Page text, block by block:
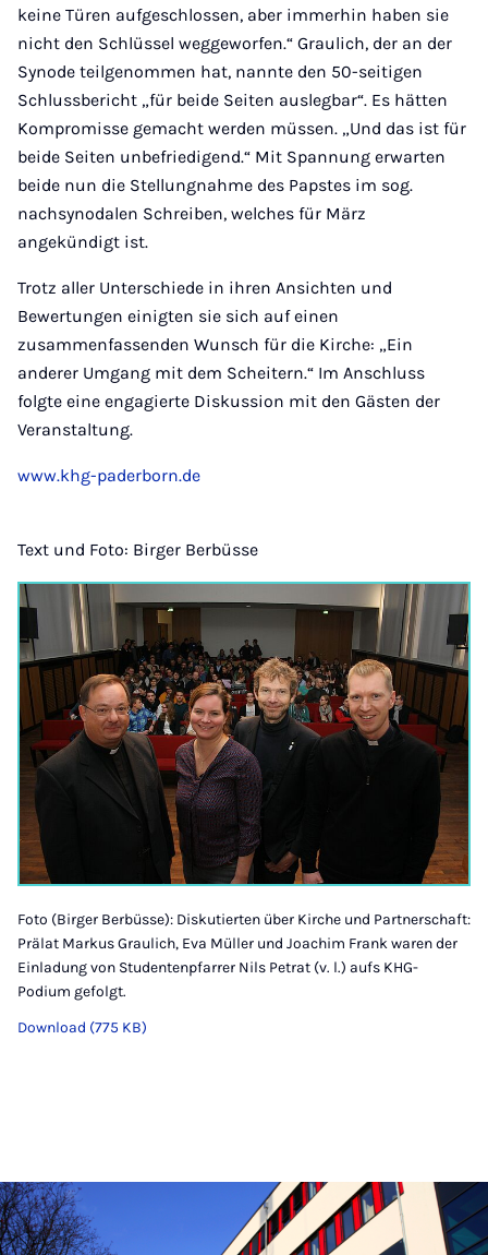
keine Türen aufgeschlossen, aber immerhin haben sie
nicht den Schlüssel weggeworfen.“ Graulich, der an der
Synode teilgenommen hat, nannte den 50-seitigen
Schlussbericht „für beide Seiten auslegbar“. Es hätten
Kompromisse gemacht werden müssen. „Und das ist für
beide Seiten unbefriedigend.“ Mit Spannung erwarten
beide nun die Stellungnahme des Papstes im sog.
nachsynodalen Schreiben, welches für März
angekündigt ist.
Trotz aller Unterschiede in ihren Ansichten und
Bewertungen einigten sie sich auf einen
zusammenfassenden Wunsch für die Kirche: „Ein
anderer Umgang mit dem Scheitern.“ Im Anschluss
folgte eine engagierte Diskussion mit den Gästen der
Veranstaltung.
www.khg-paderborn.de
Text und Foto: Birger Berbüsse
Foto (Birger Berbüsse): Diskutierten über Kirche und Partnerschaft:
Prälat Markus Graulich, Eva Müller und Joachim Frank waren der
Einladung von Studentenpfarrer Nils Petrat (v. l.) aufs KHG-
Podium gefolgt.
Download (775 KB)